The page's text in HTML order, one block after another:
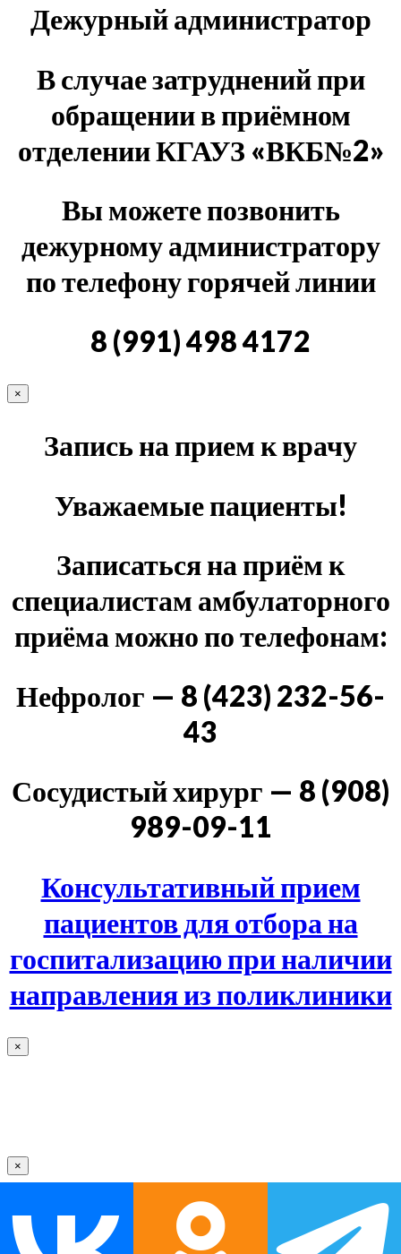
Дежурный администратор
В случае затруднений при
обращении в приёмном
отделении КГАУЗ «ВКБ№2»
Вы можете позвонить
дежурному администратору
по телефону горячей линии
8 (991) 498 4172
×
Запись на прием к врачу
Уважаемые пациенты!
Записаться на приём к
специалистам амбулаторного
приёма можно по телефонам:
Нефролог — 8 (423) 232-56-
43
Сосудистый хирург — 8 (908)
989-09-11
Консультативный прием
пациентов для отбора на
госпитализацию при наличии
направления из поликлиники
×
×